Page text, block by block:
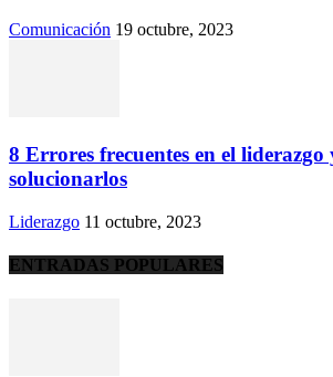
Comunicación 19 octubre, 2023
8 Errores frecuentes en el liderazgo
solucionarlos
Liderazgo 11 octubre, 2023
ENTRADAS POPULARES